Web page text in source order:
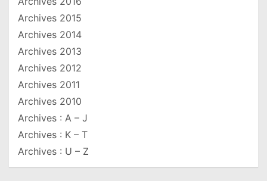
Archives 2015
Archives 2014
Archives 2013
Archives 2012
Archives 2011
Archives 2010
Archives : A – J
Archives : K – T
Archives : U – Z